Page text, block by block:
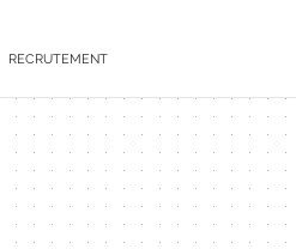
RECRUTEMENT